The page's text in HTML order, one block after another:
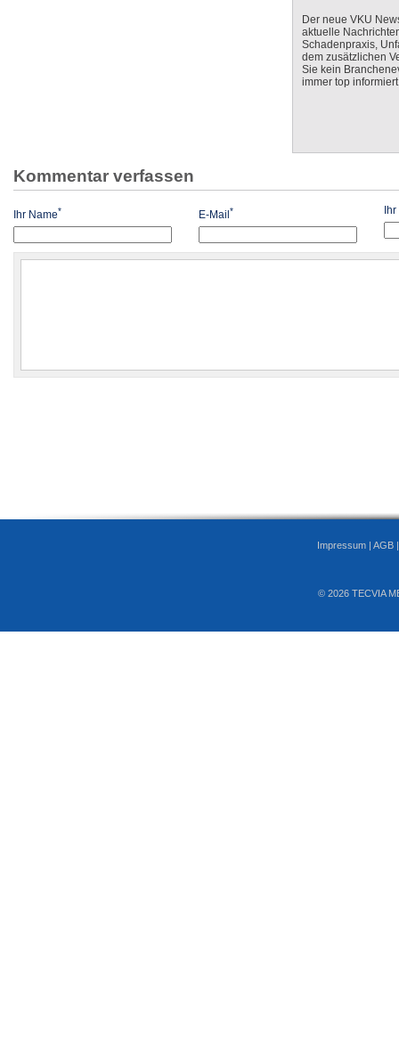
Der neue VKU
aktuelle
Schadenpraxis,
dem zusätzlichen
Sie kein
immer top
Kommentar verfassen
Ihr Name* E-Mail *
Impressum | AGB
© 2026 TECVIA